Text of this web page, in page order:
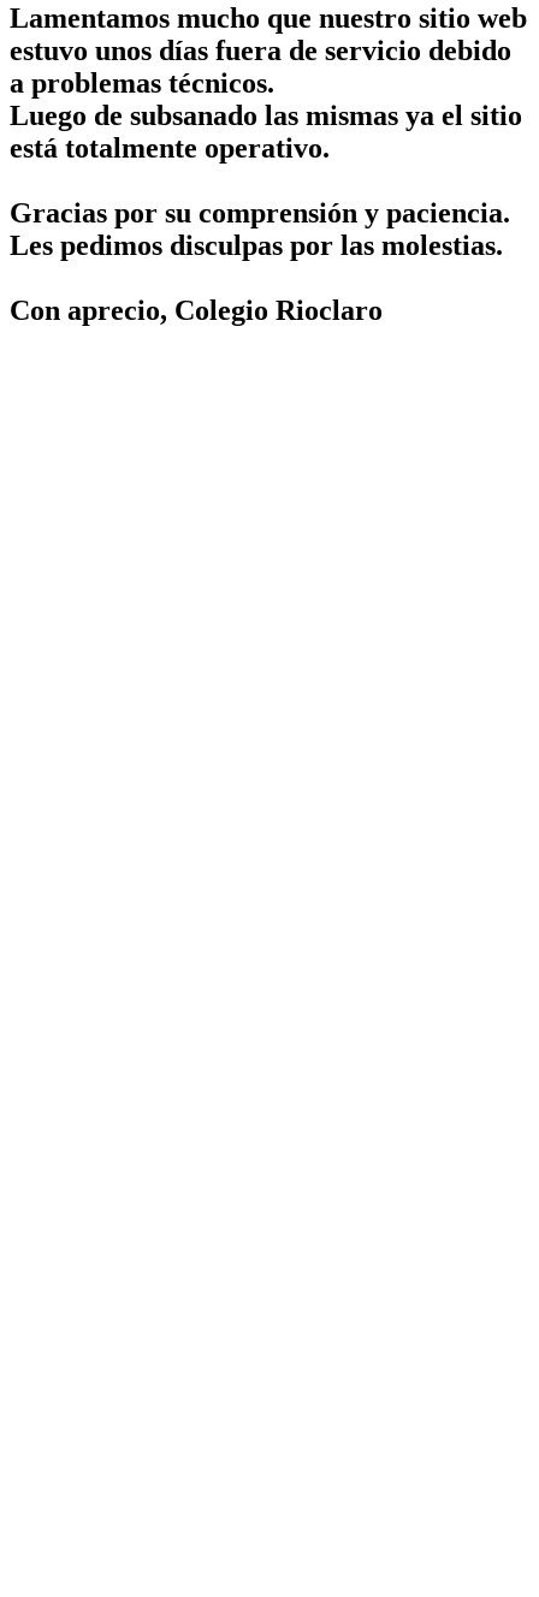
Lamentamos mucho que nuestro sitio web
estuvo unos días fuera de servicio debido
a problemas técnicos.
Luego de subsanado las mismas ya el sitio
está totalmente operativo.
Gracias por su comprensión y paciencia.
Les pedimos disculpas por las molestias.
Con aprecio, Colegio Rioclaro